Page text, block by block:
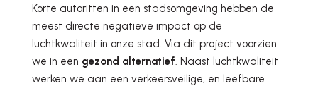
Korte autoritten in een stadsomgeving hebben de
meest directe negatieve impact op de
luchtkwaliteit in onze stad. Via dit project voorzien
we in een gezond alternatief. Naast luchtkwaliteit
werken we aan een verkeersveilige, en leefbare